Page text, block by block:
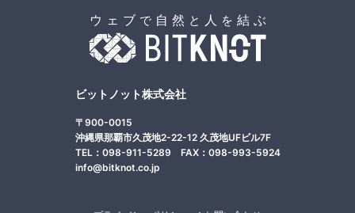
ビットノット株式会社
〒900-0015
沖縄県那覇市久茂地2-22-12 久茂地UFビル7F
TEL：098-911-5289 FAX：098-993-5924
info@bitknot.co.jp